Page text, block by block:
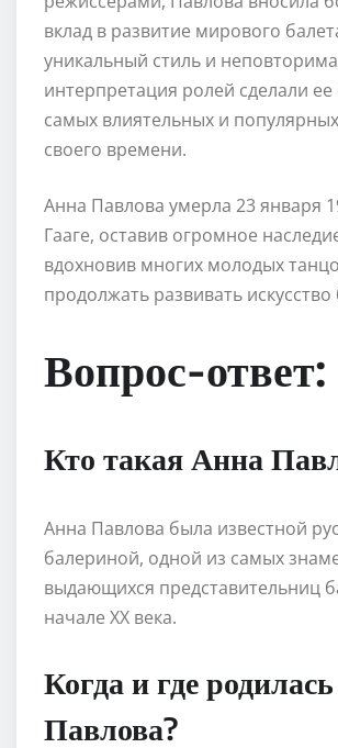
вклад в развитие мирового
уникальный стиль и
интерпретация ролей сделали
самых влиятельных и
своего времени.
Анна Павлова умерла 23 января
Гааге, оставив огромное
вдохновив многих молодых
продолжать развивать искусство
Вопрос-ответ:
Кто такая Анна
Анна Павлова была известной
балериной, одной из самых
выдающихся представительниц
начале XX века.
Когда и где
Павлова?